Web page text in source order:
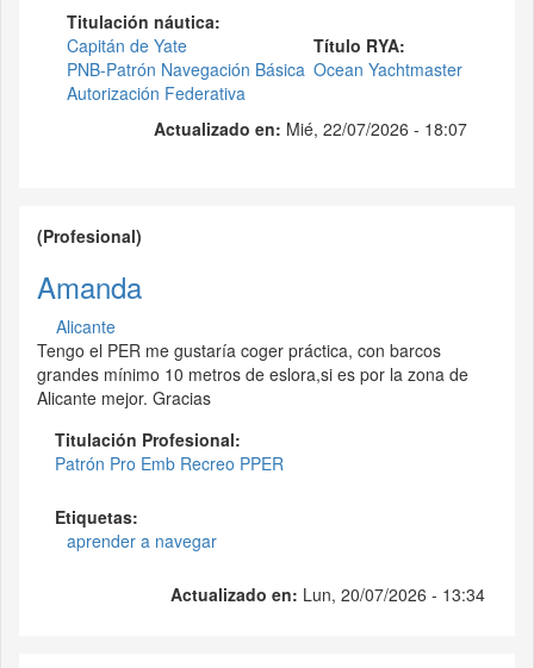
Titulación náutica
Capitán de Yate
PNB-Patrón Navegación Básica
Autorización Federativa
Título RYA
Ocean Yachtmaster
Actualizado en: Mié, 22/07/2026 - 18:07
(Profesional)
Amanda
Alicante
Tengo el PER me gustaría coger práctica, con barcos
grandes mínimo 10 metros de eslora,si es por la zona de
Alicante mejor. Gracias
Titulación Profesional:
Patrón Pro Emb Recreo PPER
Etiquetas:
aprender a navegar
Actualizado en: Lun, 20/07/2026 - 13:34